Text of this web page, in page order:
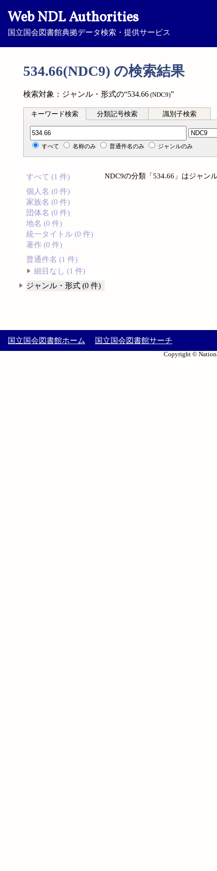
Web NDL Authorities
国立国会図書館典拠データ検索・提供サービス
534.66(NDC9) の検索結果
検索対象：ジャンル・形式の“534.66 (NDC9)”
キーワード検索 分類記号検索 識別子検索
分類記号検索
すべて 名称のみ 普通件名のみ ジャンルのみ
すべて (1 件)
個人名 (0 件)
家族名 (0 件)
団体名 (0 件)
地名 (0 件)
統一タイトル (0 件)
著作 (0 件)
普通件名 (1 件)
細目なし (1 件)
ジャンル・形式 (0 件)
NDC9の分類「534.66」はジャン
国立国会図書館ホーム 国立国会図書館サーチ
Copyright ©